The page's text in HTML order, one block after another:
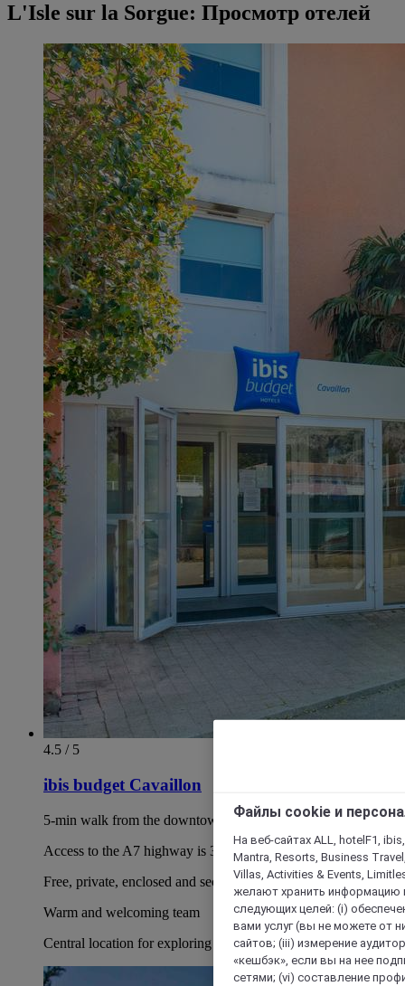
L'Isle sur la Sorgue: Просмотр отелей
4.5 / 5
ibis budget Cavaillon
5-min walk from the downtown area of Cavaillon
Access to the A7 highway is 3 minutes away
Free, private, enclosed and secure car park
Warm and welcoming team
Central location for exploring our beautiful region
Файлы cookie и
На веб-сайтах ALL, hotelF1,
Mantra, Resorts, Business
Villas, Activities & Events,
желают хранить информацию
следующих целей: (i)
вами услуг (вы не можете от
сайтов; (iii) измерение
«кешбэк», если вы на нее
сетями; (vi) составление